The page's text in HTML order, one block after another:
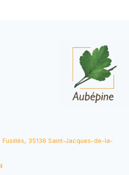
Fusillés, 35136 Saint-Jacques-de-la-